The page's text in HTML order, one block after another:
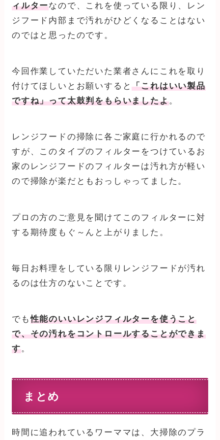
ィルターなので、これを使っている限り、レン
ジフード内部まで汚れがひどくなることはない
のではと思ったのです。
今回作業していただいた業者さんにこれを取り
付けてほしいとお願いすると「これはいい製品
ですね」って太鼓判をもらいましたよ。
レンジフードの掃除に各ご家庭に行かれるので
すが、このタイプのフィルターをつけているお
家のレンジフードのフィルターは汚れ方が軽い
ので掃除が楽だともおっしゃってました。
プロの方のご意見を聞けてこのフィルターに対
する期待度もぐ～んと上がりました。
毎日お料理をしている限りレンジフードが汚れ
るのは仕方のないことです。
でも性能のいいレンジフィルターを使うこと
で、その汚れをコントロールすることができま
す。
まとめ
時間に追われているワーママは、大掃除のプラ